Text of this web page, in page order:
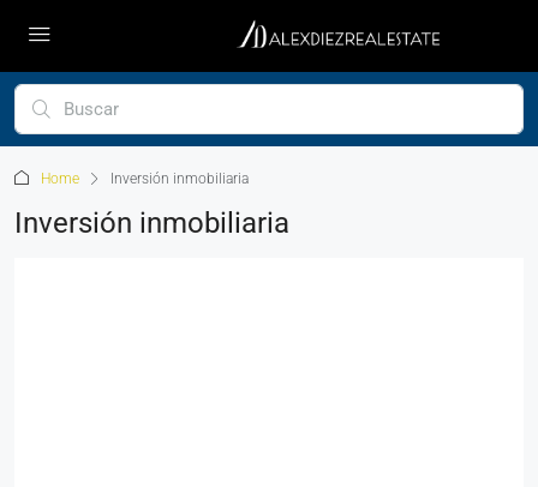
Home Inversión inmobiliaria
Inversión inmobiliaria